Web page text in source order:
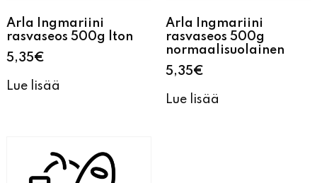
Arla Ingmariini
rasvaseos 500g lton
5,35€
Lue lisää
Arla Ingmariini
rasvaseos 500g
normaalisuolainen
5,35€
Lue lisää